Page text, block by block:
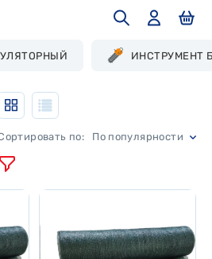
ИНСТРУМЕНТ
По популярности